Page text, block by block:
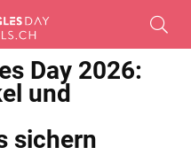
Day 2026:
und
sichern